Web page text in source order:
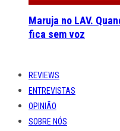
Maruja no LAV.
fica sem voz
REVIEWS
ENTREVISTAS
OPINIÃO
SOBRE NÓS